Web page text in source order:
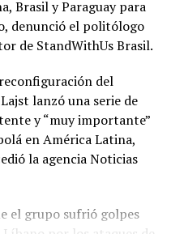
el momento no se
del helicóptero. La
colombiana, que había
con el objetivo de
y terminó enfrentando la
NA
Brasil y Paraguay para
denunció el politólogo
de StandWithUs Brasil.
del
lanzó una serie de
y “muy importante”
en América Latina,
la agencia Noticias
el grupo sufrió golpes